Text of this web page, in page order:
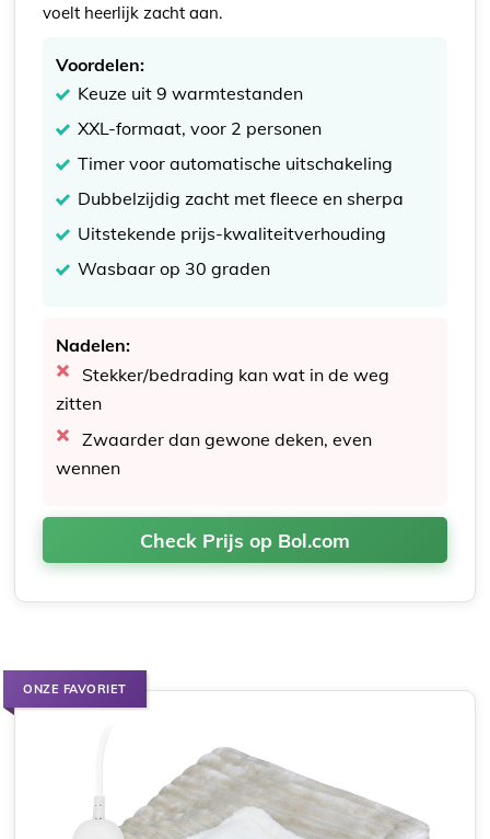
voelt heerlijk zacht aan.
Voordelen:
Keuze uit 9 warmtestanden
XXL-formaat, voor 2 personen
Timer voor automatische uitschakeling
Dubbelzijdig zacht met fleece en sherpa
Uitstekende prijs-kwaliteitverhouding
Wasbaar op 30 graden
Nadelen:
Stekker/bedrading kan wat in de weg
zitten
Zwaarder dan gewone deken, even
wennen
Check Prijs op Bol.com
ONZE FAVORIET